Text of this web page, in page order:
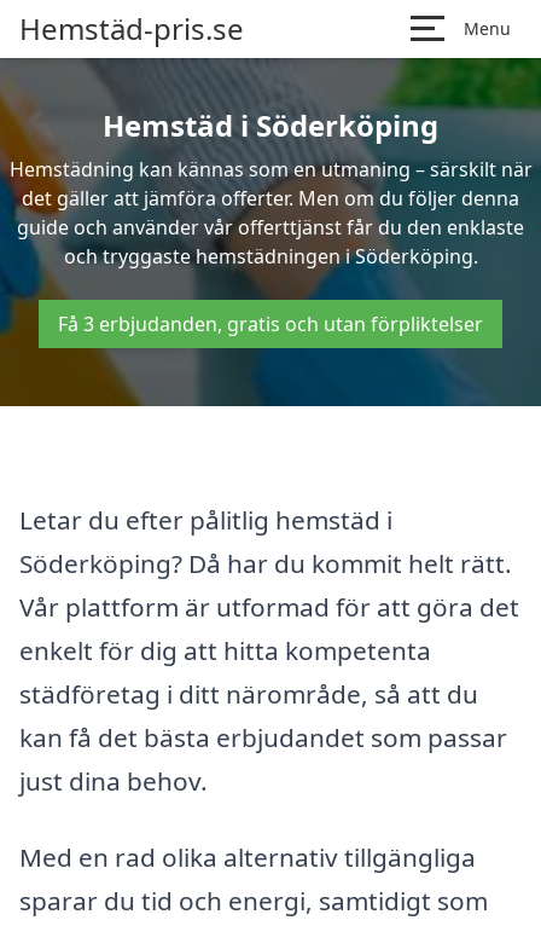
Hemstäd-pris.se Menu
Hemstäd i Söderköping
Hemstädning kan kännas som en utmaning – särskilt när
det gäller att jämföra offerter. Men om du följer denna
guide och använder vår offerttjänst får du den enklaste
och tryggaste hemstädningen i Söderköping.
Få 3 erbjudanden, gratis och utan förpliktelser
Letar du efter pålitlig hemstäd i
Söderköping? Då har du kommit helt rätt.
Vår plattform är utformad för att göra det
enkelt för dig att hitta kompetenta
städföretag i ditt närområde, så att du
kan få det bästa erbjudandet som passar
just dina behov.
Med en rad olika alternativ tillgängliga
sparar du tid och energi, samtidigt som